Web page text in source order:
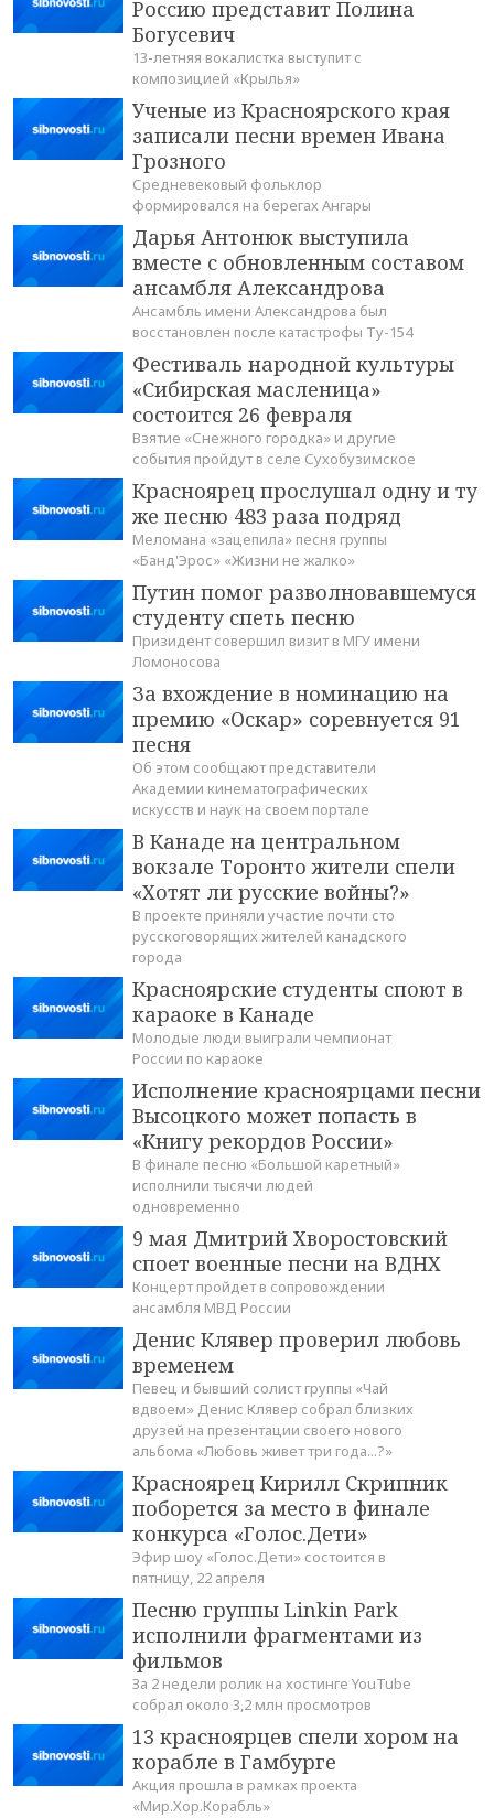
Россию представит Полина
Богусевич
13-летняя вокалистка выступит с
композицией «Крылья»
Ученые из Красноярского края
записали песни времен Ивана
Грозного
Средневековый фольклор
формировался на берегах Ангары
Дарья Антонюк выступила
вместе с обновленным составом
ансамбля Александрова
Ансамбль имени Александрова был
восстановлен после катастрофы Ту-154
Фестиваль народной культуры
«Сибирская масленица»
состоится 26 февраля
Взятие «Снежного городка» и другие
события пройдут в селе Сухобузимское
Красноярец прослушал одну и ту
же песню 483 раза подряд
Меломана «зацепила» песня группы
«Банд'Эрос» «Жизни не жалко»
Путин помог разволновавшемуся
студенту спеть песню
Призидент совершил визит в МГУ имени
Ломоносова
За вхождение в номинацию на
премию «Оскар» соревнуется 91
песня
Об этом сообщают представители
Академии кинематографических
искусств и наук на своем портале
В Канаде на центральном
вокзале Торонто жители спели
«Хотят ли русские войны?»
В проекте приняли участие почти сто
русскоговорящих жителей канадского
города
Красноярские студенты споют в
караоке в Канаде
Молодые люди выиграли чемпионат
России по караоке
Исполнение красноярцами песни
Высоцкого может попасть в
«Книгу рекордов России»
В финале песню «Большой каретный»
исполнили тысячи людей
одновременно
9 мая Дмитрий Хворостовский
споет военные песни на ВДНХ
Концерт пройдет в сопровождении
ансамбля МВД России
Денис Клявер проверил любовь
временем
Певец и бывший солист группы «Чай
вдвоем» Денис Клявер собрал близких
друзей на презентации своего нового
альбома «Любовь живет три года...?»
Красноярец Кирилл Скрипник
поборется за место в финале
конкурса «Голос.Дети»
Эфир шоу «Голос.Дети» состоится в
пятницу, 22 апреля
Песню группы Linkin Park
исполнили фрагментами из
фильмов
За 2 недели ролик на хостинге YouTube
собрал около 3,2 млн просмотров
13 красноярцев спели хором на
корабле в Гамбурге
Акция прошла в рамках проекта
«Мир.Хор.Корабль»